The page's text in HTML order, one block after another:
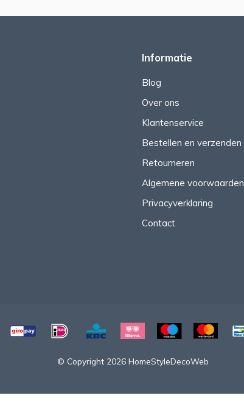
Informatie
Blog
Over ons
Klantenservice
Bestellen en verzenden
Retourneren
Algemene voorwaarden
Privacyverklaring
Contact
© Copyright 2026 HomeStyleDecoWeb